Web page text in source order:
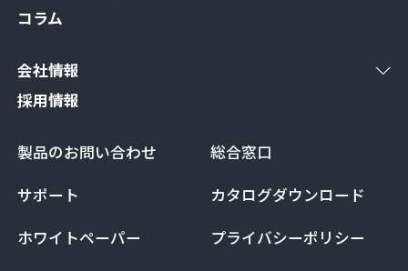
コラム
会社情報
採用情報
製品のお問い合わせ
総合窓口
サポート
カタログダウンロード
ホワイトペーパー
プライバシーポリシー